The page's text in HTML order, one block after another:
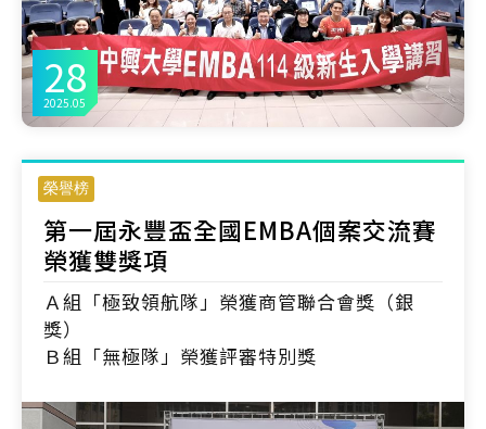
28
2025.05
榮譽榜
第一屆永豐盃全國EMBA個案交流賽
榮獲雙獎項
Ａ組「極致領航隊」榮獲商管聯合會獎（銀
獎）
Ｂ組「無極隊」榮獲評審特別獎